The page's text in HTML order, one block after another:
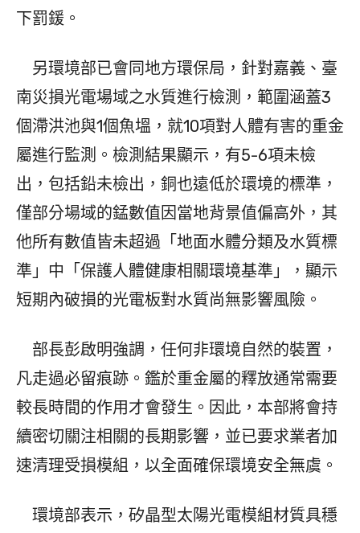
下罰鍰。
另環境部已會同地方環保局，針對嘉義、臺
南災損光電場域之水質進行檢測，範圍涵蓋3
個滯洪池與1個魚塭，就10項對人體有害的重金
屬進行監測。檢測結果顯示，有5-6項未檢
出，包括鉛未檢出，銅也遠低於環境的標準，
僅部分場域的錳數值因當地背景值偏高外，其
他所有數值皆未超過「地面水體分類及水質標
準」中「保護人體健康相關環境基準」，顯示
短期內破損的光電板對水質尚無影響風險。
部長彭啟明強調，任何非環境自然的裝置，
凡走過必留痕跡。鑑於重金屬的釋放通常需要
較長時間的作用才會發生。因此，本部將會持
續密切關注相關的長期影響，並已要求業者加
速清理受損模組，以全面確保環境安全無虞。
環境部表示，矽晶型太陽光電模組材質具穩